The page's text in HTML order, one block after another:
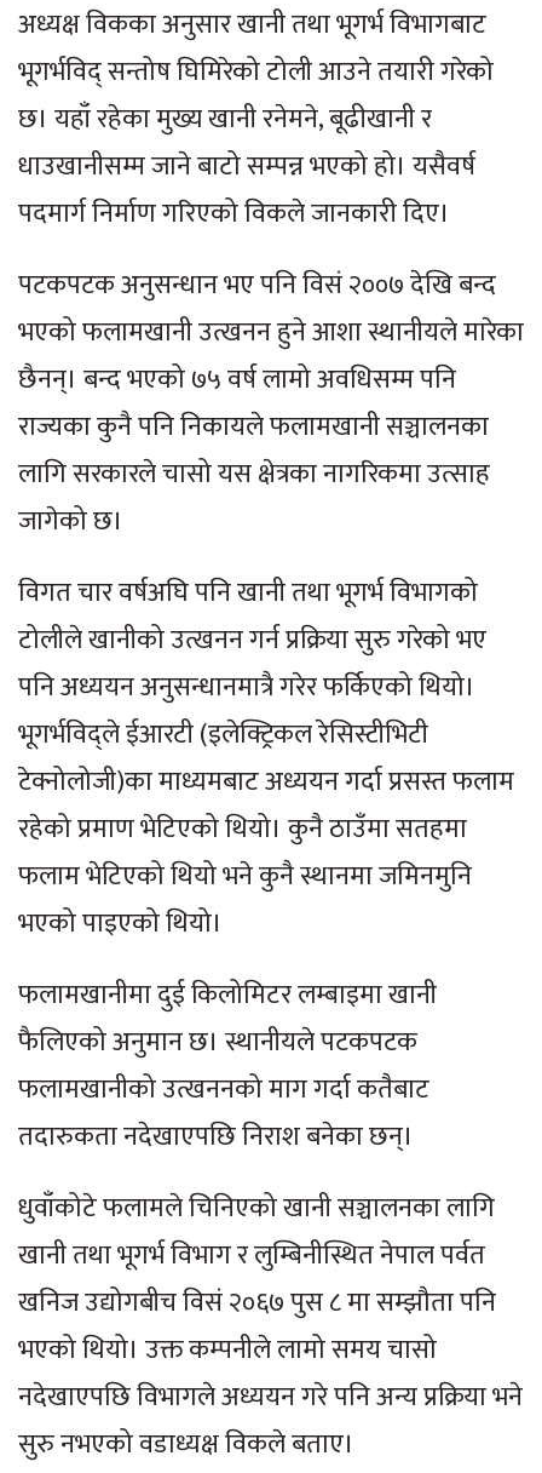
अध्यक्ष विकका अनुसार खानी तथा भूगर्भ विभागबाट
भूगर्भविद् सन्तोष घिमिरेको टोली आउने तयारी गरेको
छ। यहाँ रहेका मुख्य खानी रनेमने, बूढीखानी र
धाउखानीसम्म जाने बाटो सम्पन्न भएको हो। यसैवर्ष
पदमार्ग निर्माण गरिएको विकले जानकारी दिए।
पटकपटक अनुसन्धान भए पनि विसं २००७ देखि बन्द
भएको फलामखानी उत्खनन हुने आशा स्थानीयले मारेका
छैनन्। बन्द भएको ७५ वर्ष लामो अवधिसम्म पनि
राज्यका कुनै पनि निकायले फलामखानी सञ्चालनका
लागि सरकारले चासो यस क्षेत्रका नागरिकमा उत्साह
जागेको छ।
विगत चार वर्षअघि पनि खानी तथा भूगर्भ विभागको
टोलीले खानीको उत्खनन गर्न प्रक्रिया सुरु गरेको भए
पनि अध्ययन अनुसन्धानमात्रै गरेर फर्किएको थियो।
भूगर्भविद्ले ईआरटी (इलेक्ट्रिकल रेसिस्टीभिटी
टेक्नोलोजी)का माध्यमबाट अध्ययन गर्दा प्रसस्त फलाम
रहेको प्रमाण भेटिएको थियो। कुनै ठाउँमा सतहमा
फलाम भेटिएको थियो भने कुनै स्थानमा जमिनमुनि
भएको पाइएको थियो।
फलामखानीमा दुई किलोमिटर लम्बाइमा खानी
फैलिएको अनुमान छ। स्थानीयले पटकपटक
फलामखानीको उत्खननको माग गर्दा कतैबाट
तदारुकता नदेखाएपछि निराश बनेका छन्।
धुवाँकोटे फलामले चिनिएको खानी सञ्चालनका लागि
खानी तथा भूगर्भ विभाग र लुम्बिनीस्थित नेपाल पर्वत
खनिज उद्योगबीच विसं २०६७ पुस ८ मा सम्झौता पनि
भएको थियो। उक्त कम्पनीले लामो समय चासो
नदेखाएपछि विभागले अध्ययन गरे पनि अन्य प्रक्रिया भने
सुरु नभएको वडाध्यक्ष विकले बताए।